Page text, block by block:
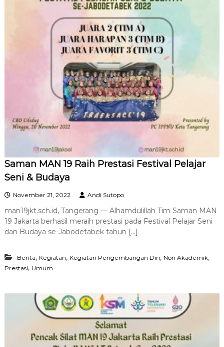
Saman MAN 19 Raih Prestasi Festival Pelajar
Seni & Budaya
November 21, 2022 Andi Sutopo
man19jkt.sch.id, Tangerang — Alhamdulillah Tim Saman MAN
19 Jakarta berhasil meraih prestasi pada Festival Pelajar Seni
dan Budaya se-Jabodetabek tahun […]
Berita, Kegiatan, Kegiatan Pengembangan Diri, Non Akademik,
Prestasi, Umum